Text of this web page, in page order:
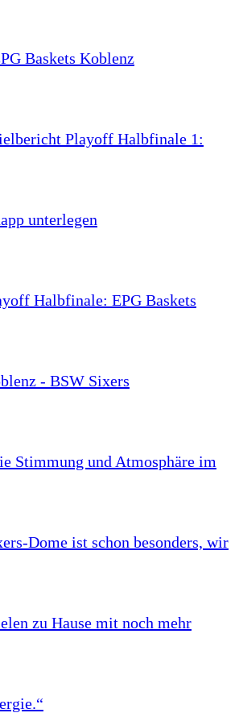
Baskets Koblenz
Playoff Halbfinale 1:
unterlegen
Halbfinale: EPG Baskets
- BSW Sixers
Stimmung und Atmosphäre im
Dome ist schon besonders, wir
zu Hause mit noch mehr